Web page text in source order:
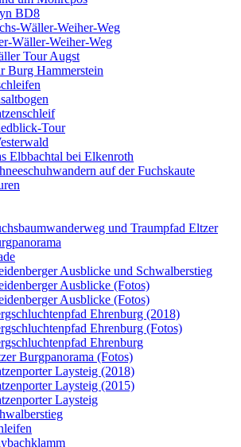
BD8
Wäller-Weiher-Weg
Wäller-Weiher-Weg
Tour Augst
Burg Hammerstein
Tour
Elbbachtal bei Elkenroth
auf der Fuchskaute
und Traumpfad Eltzer
Ausblicke und Schwalberstieg
Ausblicke (Fotos)
Ausblicke (Fotos)
Ehrenburg (2018)
Ehrenburg (Fotos)
Ehrenburg
Burgpanorama (Fotos)
Laysteig (2018)
Laysteig (2015)
Laysteig